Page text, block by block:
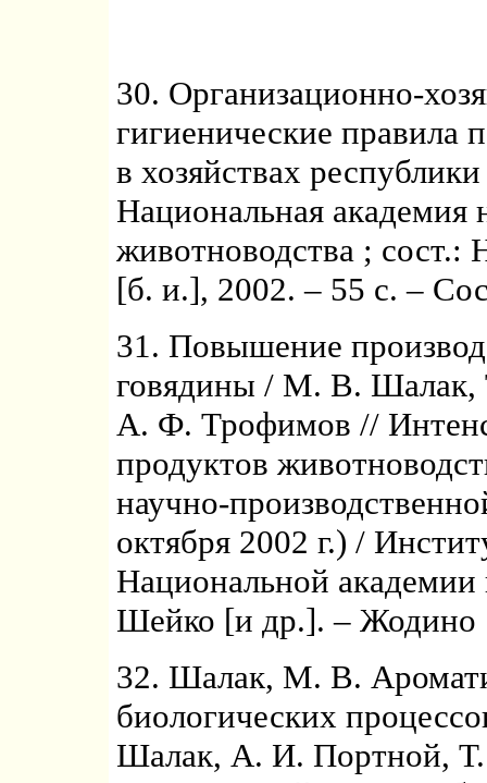
30. Организационно-
гигиенические правила
в хозяйствах
Национальная академия
животноводства ;
[б. и.], 2002. – 55 с. –
31. Повышение
говядины / М. В. Шалак,
А. Ф. Трофимов //
продуктов
научно-
октября 2002 г.) /
Национальной
Шейко [и др.]. – Жодино
32. Шалак, М. В.
биологических
Шалак, А. И. Портной,